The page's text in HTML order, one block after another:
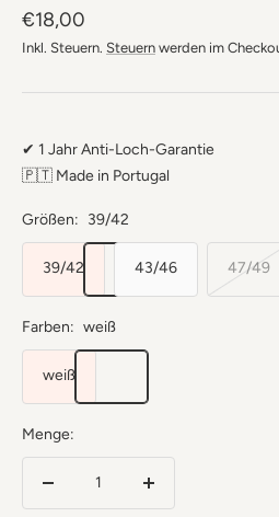
Angebotspreis
€18,00
Inkl. Steuern. Steuern werden im
✔ 1 Jahr Anti-Loch-Garantie
🇵🇹 Made in Portugal
Größen: 39/42
39/42 43/46 47/49
Farben: weiß
weiß
Menge:
Menge